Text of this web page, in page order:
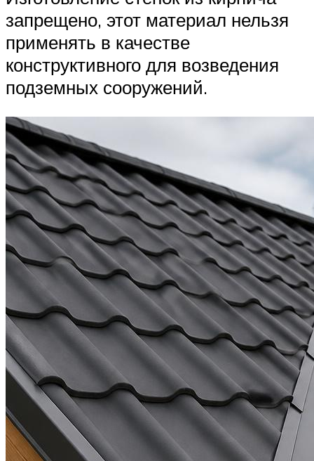
запрещено, этот материал нельзя
применять в качестве
конструктивного для возведения
подземных сооружений.